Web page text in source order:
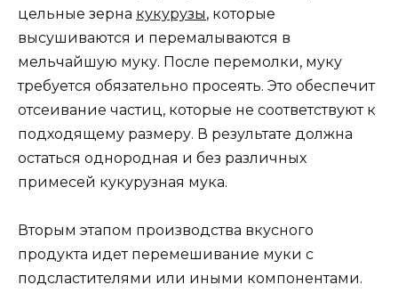
цельные зерна кукурузы, которые
высушиваются и перемалываются в
мельчайшую муку. После перемолки, муку
требуется обязательно просеять. Это обеспечит
отсеивание частиц, которые не соответствуют к
подходящему размеру. В результате должна
остаться однородная и без различных
примесей кукурузная мука.
Вторым этапом производства вкусного
продукта идет перемешивание муки с
подсластителями или иными компонентами.